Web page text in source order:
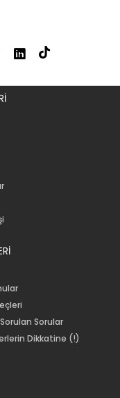
Sorular
Dikkatine (!)